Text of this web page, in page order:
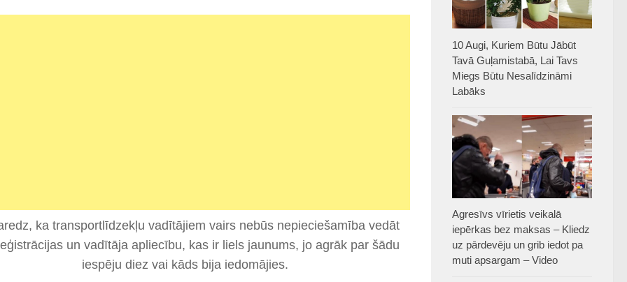
ka transportlīdzekļu vadītājiem vairs nebūs nepieciešamība vedāt
un vadītāja apliecību, kas ir liels jaunums, jo agrāk par šādu
iespēju diez vai kāds bija iedomājies.
10 Augi, Kuriem Būtu Jābūt
Tavā Guļamistabā, Lai Tavs
Miegs Būtu Nesalīdzināmi
Labāks
Agresīvs vīrietis veikalā
iepērkas bez maksas – Kliedz
uz pārdevēju un grib iedot pa
muti apsargam – Video